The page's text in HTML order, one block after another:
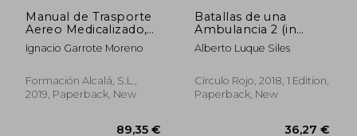
Manual de Trasporte
Aereo Medicalizado,
ala Fija y Hems (in
Spanish)
Ignacio Garrote Moreno
Formación Alcalá, S.L.,
2019, Paperback, New
Batallas de una
Ambulancia 2 (in
Spanish)
Alberto Luque Siles
Círculo Rojo, 2018, 1 Edition,
Paperback, New